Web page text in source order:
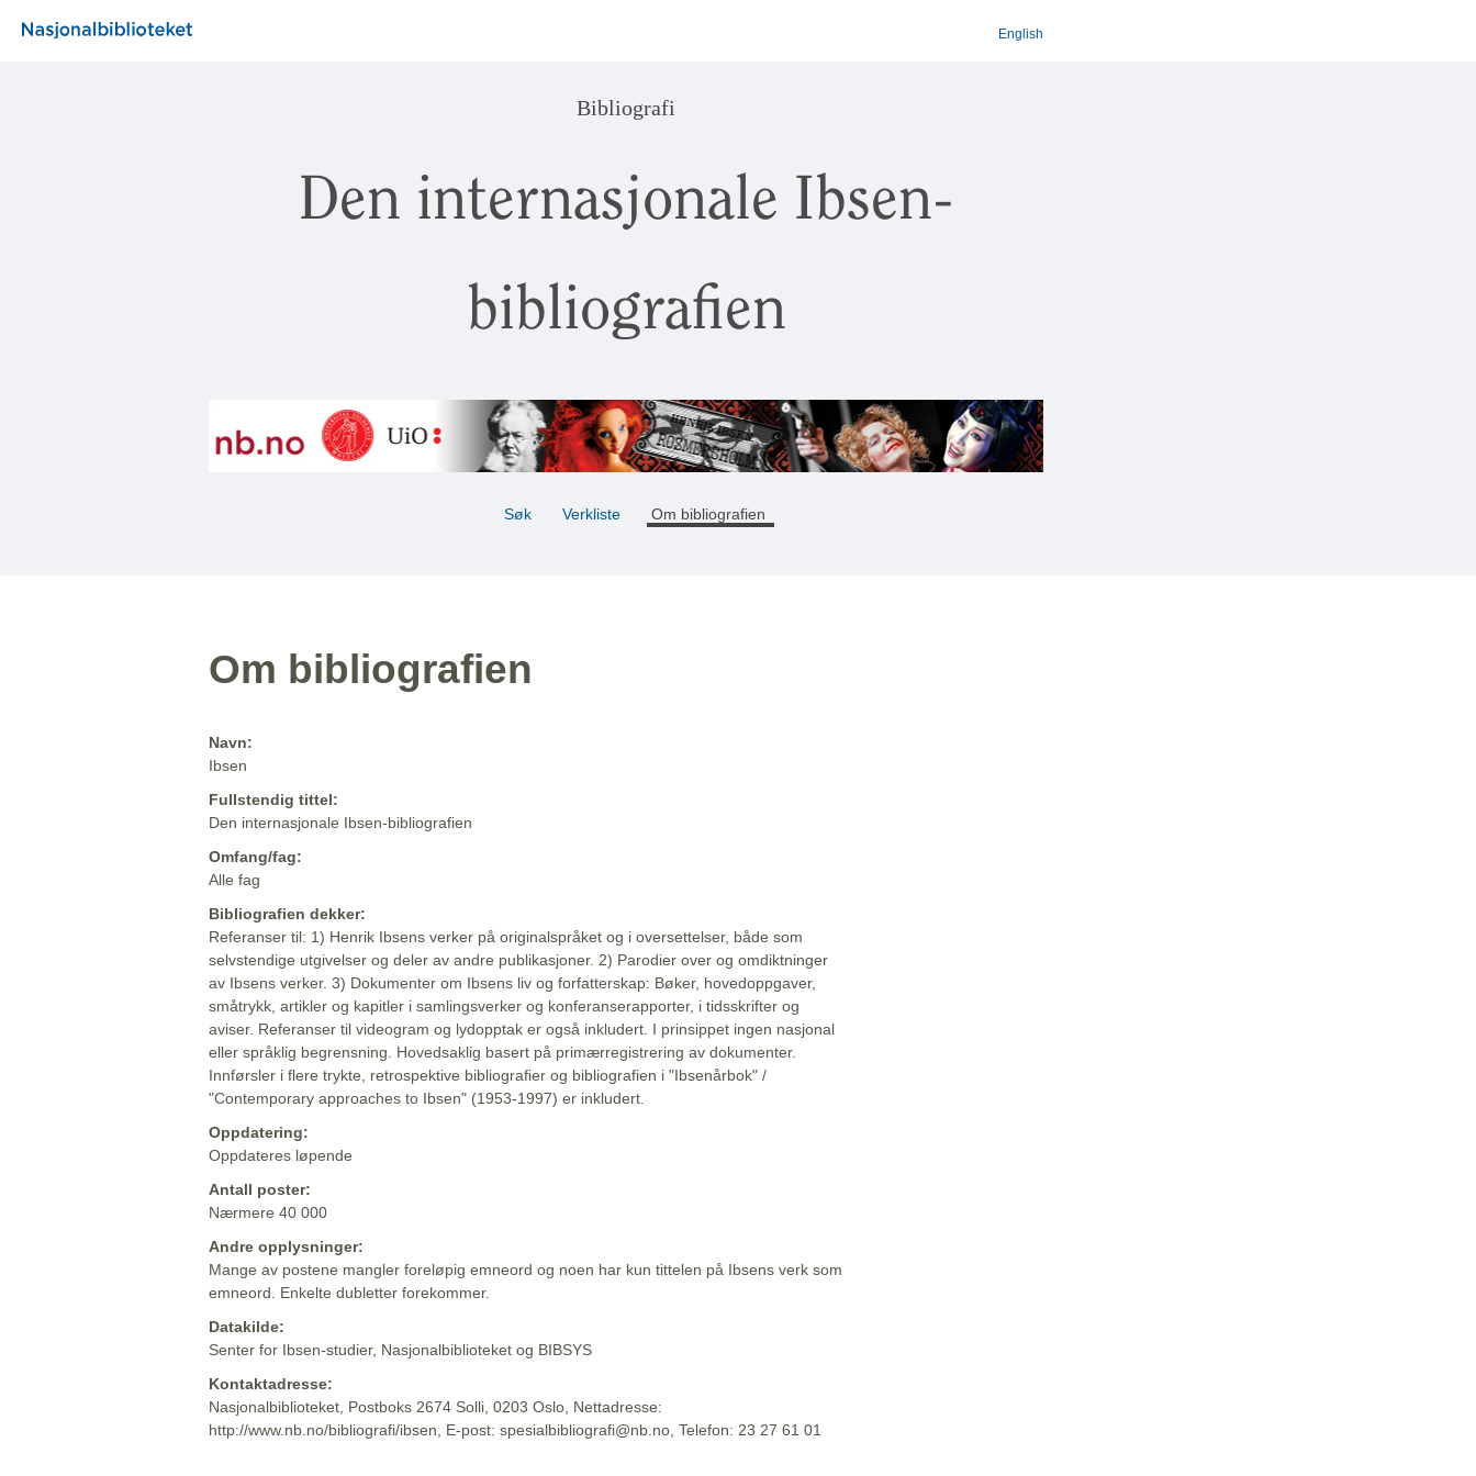
English
Bibliografi
Den internasjonale Ibsen-
bibliografien
Søk Verkliste Om bibliografien
Om bibliografien
Navn:
Ibsen
Fullstendig tittel:
Den internasjonale Ibsen-bibliografien
Omfang/fag:
Alle fag
Bibliografien dekker:
Referanser til: 1) Henrik Ibsens verker på originalspråket og i oversettelser, både som
selvstendige utgivelser og deler av andre publikasjoner. 2) Parodier over og omdiktninger
av Ibsens verker. 3) Dokumenter om Ibsens liv og forfatterskap: Bøker, hovedoppgaver,
småtrykk, artikler og kapitler i samlingsverker og konferanserapporter, i tidsskrifter og
aviser. Referanser til videogram og lydopptak er også inkludert. I prinsippet ingen nasjonal
eller språklig begrensning. Hovedsaklig basert på primærregistrering av dokumenter.
Innførsler i flere trykte, retrospektive bibliografier og bibliografien i "Ibsenårbok" /
"Contemporary approaches to Ibsen" (1953-1997) er inkludert.
Oppdatering:
Oppdateres løpende
Antall poster:
Nærmere 40 000
Andre opplysninger:
Mange av postene mangler foreløpig emneord og noen har kun tittelen på Ibsens verk som
emneord. Enkelte dubletter forekommer.
Datakilde:
Senter for Ibsen-studier, Nasjonalbiblioteket og BIBSYS
Kontaktadresse:
Nasjonalbiblioteket, Postboks 2674 Solli, 0203 Oslo, Nettadresse:
http://www.nb.no/bibliografi/ibsen, E-post: spesialbibliografi@nb.no, Telefon: 23 27 61 01